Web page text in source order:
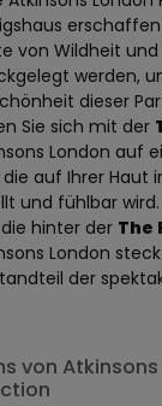
von Wildheit
werden,
dieser
Sie sich mit der
London auf
auf Ihrer Haut
und fühlbar
hinter der The
London
der
von